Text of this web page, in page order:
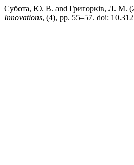
Субота, Ю. В. and Григорків, Л. М.
Innovations, (4), pp. 55–57. doi: